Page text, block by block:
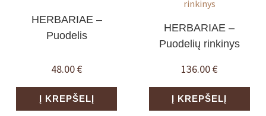
HERBARIAE –
Puodelis
48.00€
Į KREPŠELĮ
HERBARIAE –
Puodelių rinkinys
136.00€
Į KREPŠELĮ